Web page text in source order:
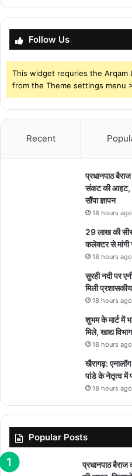
Follow Us
This widget requries the Arqam
from the Theme settings menu
Recent
प्रधानपाठ
संकट की आहट,
सौंपा ज्ञापन
18 hours ago
29 लाख की
कलेक्टर से
18 hours ago
सुरही नदी पर
मिली
18 hours ago
शुभम के मार्ट में
मिले, खाद्य
18 hours ago
खैरागढ़: एनालॉग
पांडे के नेतृत्व में
18 hours ago
Popular Posts
प्रधानपाठ